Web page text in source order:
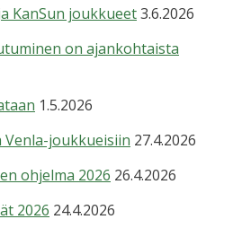
KanSun joukkueet3.6.2026
on ajankohtaista
1.5.2026
Venla-joukkueisiin 27.4.2026
ohjelma 2026 26.4.2026
2026 24.4.2026